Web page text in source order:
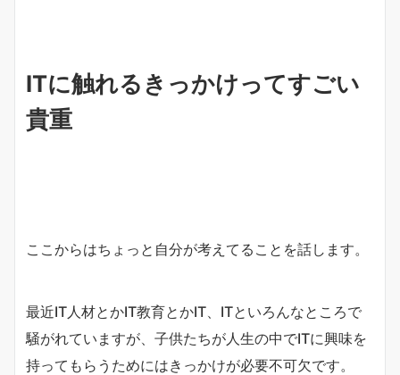
ITに触れるきっかけってすごい
貴重
ここからはちょっと自分が考えてることを話します。
最近IT人材とかIT教育とかIT、ITといろんなところで
騒がれていますが、子供たちが人生の中でITに興味を
持ってもらうためにはきっかけが必要不可欠です。